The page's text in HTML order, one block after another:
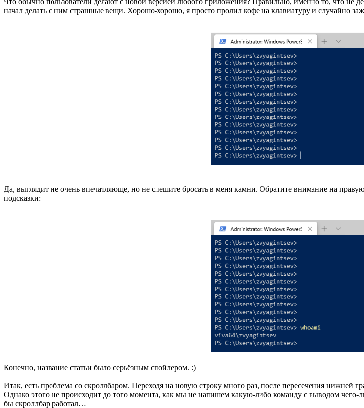
Что обычно пользователи делают с новой версией любого приложения? Правильно, именно то, что не
начал делать с ним страшные вещи. Хорошо-хорошо, я просто пролил кофе на клавиатуру и случайно
Да, выглядит не очень впечатляюще, но не спешите бросать в меня камни. Обратите внимание на
подсказки:
Конечно, название статьи было серьёзным спойлером. :)
Итак, есть проблема со скроллбаром. Переходя на новую строку много раз, после пересечения нижней
Однако этого не происходит до того момента, как мы не напишем какую-либо команду с выводом
бы скроллбар работал…